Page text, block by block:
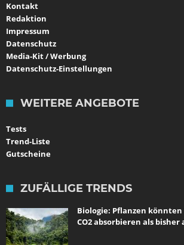
Kontakt
Redaktion
Impressum
Datenschutz
Media-Kit / Werbung
Datenschutz-Einstellungen
WEITERE ANGEBOTE
Tests
Trend-Liste
Gutscheine
ZUFÄLLIGE TRENDS
Biologie: Pflanzen
CO2 absorbieren als